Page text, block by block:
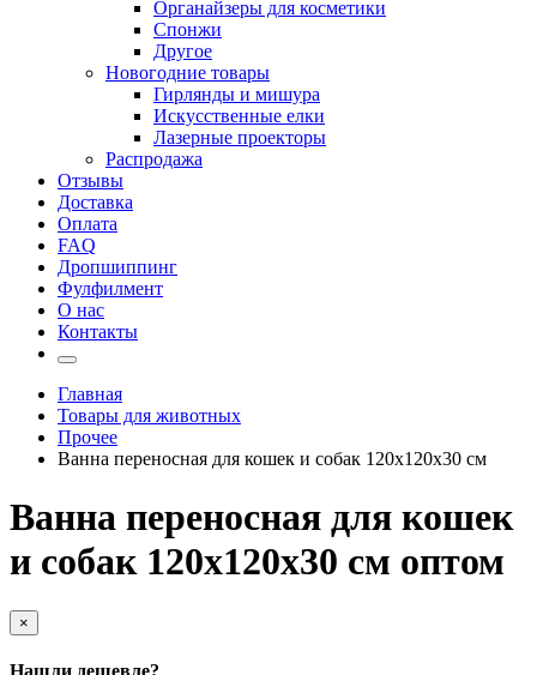
Органайзеры для косметики
Спонжи
Другое
Новогодние товары
Гирлянды и мишура
Искусственные елки
Лазерные проекторы
Распродажа
Отзывы
Доставка
Оплата
FAQ
Дропшиппинг
Фулфилмент
О нас
Контакты
Главная
Товары для животных
Прочее
Ванна переносная для кошек и собак 120х120х30 см
Ванна переносная для кошек
и собак 120х120х30 см оптом
×